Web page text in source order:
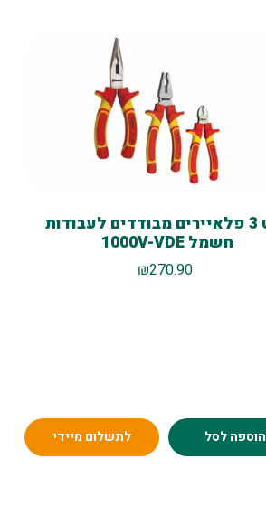
סט 3 פלאיירים מבודדים לעבודות
חשמל 1000V-VDE
₪270.90
הוספה לסל לתשלום מיידי